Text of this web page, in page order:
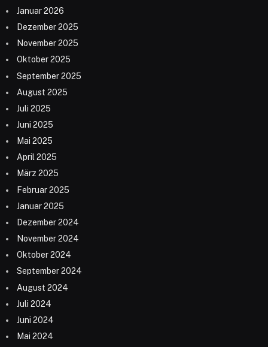
Januar 2026
Dezember 2025
November 2025
Oktober 2025
September 2025
August 2025
Juli 2025
Juni 2025
Mai 2025
April 2025
März 2025
Februar 2025
Januar 2025
Dezember 2024
November 2024
Oktober 2024
September 2024
August 2024
Juli 2024
Juni 2024
Mai 2024